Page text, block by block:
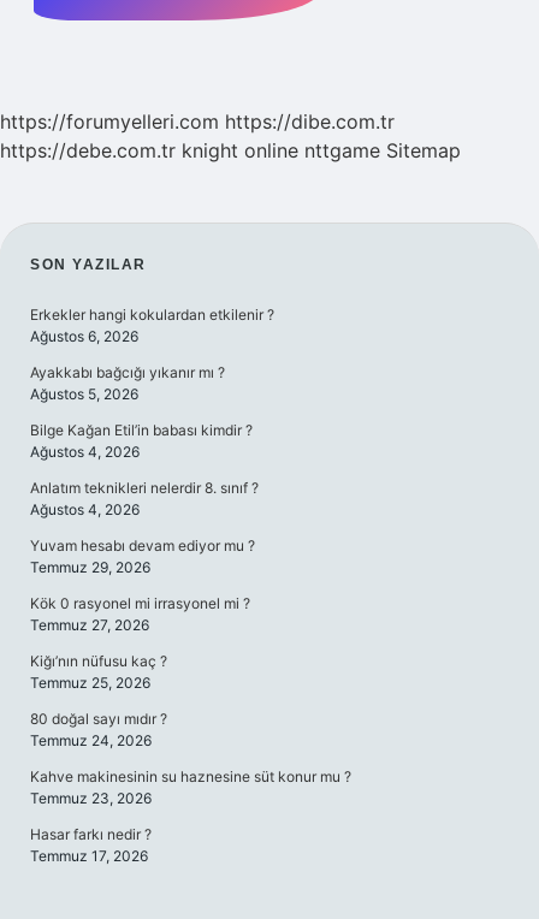
https://forumyelleri.com https://dibe.com.tr
https://debe.com.tr knight online nttgame Sitemap
SIDEBAR
SON YAZILAR
Erkekler hangi kokulardan etkilenir ?
Ağustos 6, 2026
Ayakkabı bağcığı yıkanır mı ?
Ağustos 5, 2026
Bilge Kağan Etil’in babası kimdir ?
Ağustos 4, 2026
Anlatım teknikleri nelerdir 8. sınıf ?
Ağustos 4, 2026
Yuvam hesabı devam ediyor mu ?
Temmuz 29, 2026
Kök 0 rasyonel mi irrasyonel mi ?
Temmuz 27, 2026
Kiğı’nın nüfusu kaç ?
Temmuz 25, 2026
80 doğal sayı mıdır ?
Temmuz 24, 2026
Kahve makinesinin su haznesine süt konur mu ?
Temmuz 23, 2026
Hasar farkı nedir ?
Temmuz 17, 2026